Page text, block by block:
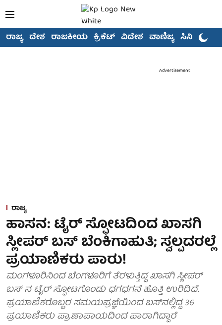
ರಾಜ್ಯ ದೇಶ ರಾಜಕೀಯ ಕ್ರಿಕೆಟ್ ವಿದೇಶ ವಾಣಿಜ್ಯ ಸಿನಿಮಾ
Advertisement
ರಾಜ್ಯ
ಹಾಸನ: ಟೈರ್ ಸ್ಫೋಟದಿಂದ ಖಾಸಗಿ
ಸ್ಲೀಪರ್​ ಬಸ್ ಬೆಂಕಿಗಾಹುತಿ; ಸ್ವಲ್ಪದರಲ್ಲೆ
ಪ್ರಯಾಣಿಕರು ಪಾರು!
ಮಂಗಳೂರಿನಿಂದ ಬೆಂಗಳೂರಿಗೆ ತೆರಳುತ್ತಿದ್ದ ಖಾಸಗಿ ಸ್ಲೀಪರ್
ಬಸ್ ನ ಟೈರ್ ಸ್ಫೋಟಗೊಂಡು ಧಗಧಗನೆ ಹೊತ್ತಿ ಉರಿದಿದೆ.
ಪ್ರಯಾಣಿಕರೊಬ್ಬರ ಸಮಯಪ್ರಜ್ಞೆಯಿಂದ ಬಸ್​ನಲ್ಲಿದ್ದ 36
ಪ್ರಯಾಣಿಕರು ಪ್ರಾಣಾಪಾಯದಿಂದ ಪಾರಾಗಿದ್ದಾರೆ